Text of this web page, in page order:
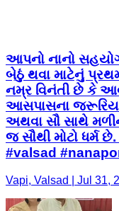
આપનો નાનો સહયોગ
બેઠું થવા માટેનું
નમ્ર વિનંતી છે કે
આસપાસના
અથવા સૌ સાથે
જ સૌથી મોટો ધર્મ
#valsad
Vapi, Valsad | Jul 31,